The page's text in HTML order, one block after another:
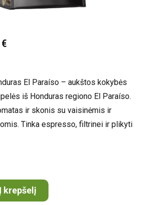
€Current
21,99 €.El Paraíso – aukštos kokybės
iš Honduras regiono El Paraíso.
ir skonis su vaisinėmis ir
Tinka espresso, filtrinei ir plikyti
Į krepšelį